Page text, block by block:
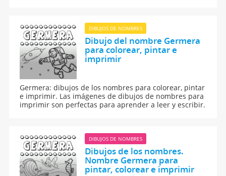
DIBUJOS DE NOMBRES
Dibujo del nombre Germera
para colorear, pintar e
imprimir
Germera: dibujos de los nombres para colorear, pintar
e imprimir. Las imágenes de dibujos de nombres para
imprimir son perfectas para aprender a leer y escribir.
DIBUJOS DE NOMBRES
Dibujos de los nombres.
Nombre Germera para
pintar, colorear e imprimir